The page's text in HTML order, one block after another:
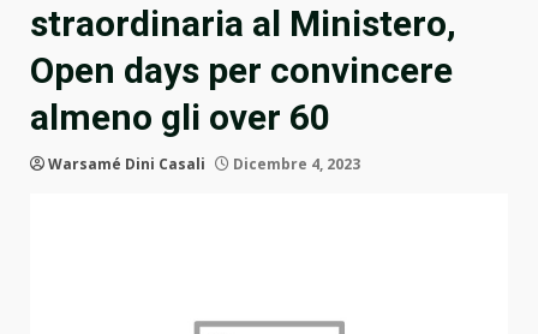
straordinaria al Ministero,
Open days per convincere
almeno gli over 60
Warsamé Dini Casali Dicembre 4, 2023